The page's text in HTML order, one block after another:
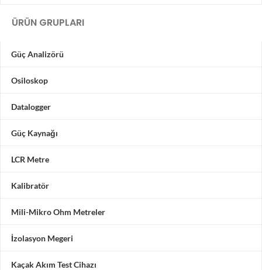
ÜRÜN GRUPLARI
Güç Analizörü
Osiloskop
Datalogger
Güç Kaynağı
LCR Metre
Kalibratör
Mili-Mikro Ohm Metreler
İzolasyon Megeri
Kaçak Akım Test Cihazı